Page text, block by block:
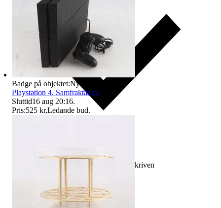
Ersättning om varan inte är som beskriven
Badge på objektet:Ny
Playstation 4. Samfraktas ej.
Sluttid16 aug 20:16.
Pris:525 kr,Ledande bud.